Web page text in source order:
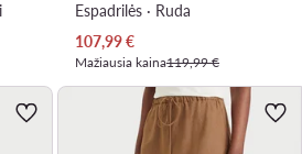
Espadrilės · Ruda
Dabartinė kaina
107,99€
Mažiausia kaina119,99 €